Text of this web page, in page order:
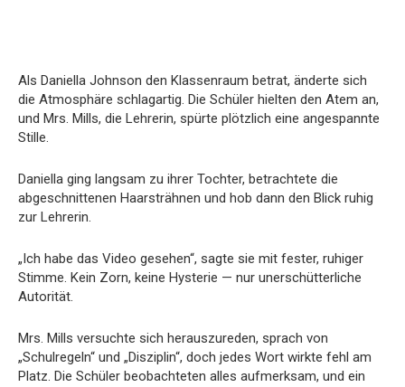
Als Daniella Johnson den Klassenraum betrat, änderte sich
die Atmosphäre schlagartig. Die Schüler hielten den Atem an,
und Mrs. Mills, die Lehrerin, spürte plötzlich eine angespannte
Stille.
Daniella ging langsam zu ihrer Tochter, betrachtete die
abgeschnittenen Haarsträhnen und hob dann den Blick ruhig
zur Lehrerin.
„Ich habe das Video gesehen“, sagte sie mit fester, ruhiger
Stimme. Kein Zorn, keine Hysterie — nur unerschütterliche
Autorität.
Mrs. Mills versuchte sich herauszureden, sprach von
„Schulregeln“ und „Disziplin“, doch jedes Wort wirkte fehl am
Platz. Die Schüler beobachteten alles aufmerksam, und ein